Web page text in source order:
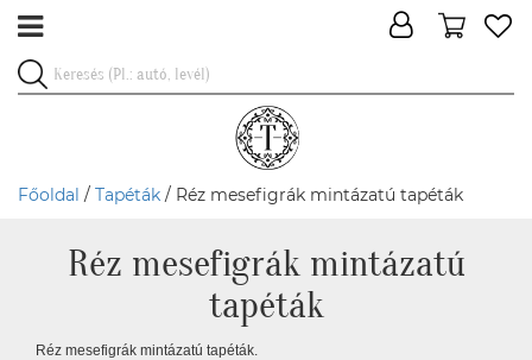
Főoldal / Tapéták / Réz mesefigrák mintázatú tapéták
Réz mesefigrák mintázatú
tapéták
Réz mesefigrák mintázatú tapéták.